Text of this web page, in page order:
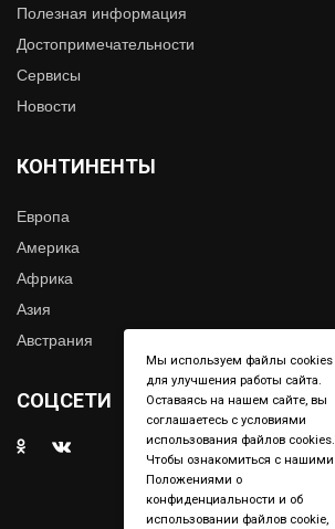
Полезная информация
Достопримечательности
Сервисы
Новости
КОНТИНЕНТЫ
Европа
Америка
Африка
Азия
Австрания
СОЦСЕТИ
Мы используем файлы cookies
для улучшения работы сайта.
Оставаясь на нашем сайте, вы
соглашаетесь с условиями
использования файлов cookies.
Чтобы ознакомиться с нашими
Положениями о
конфиденциальности и об
использовании файлов cookie,